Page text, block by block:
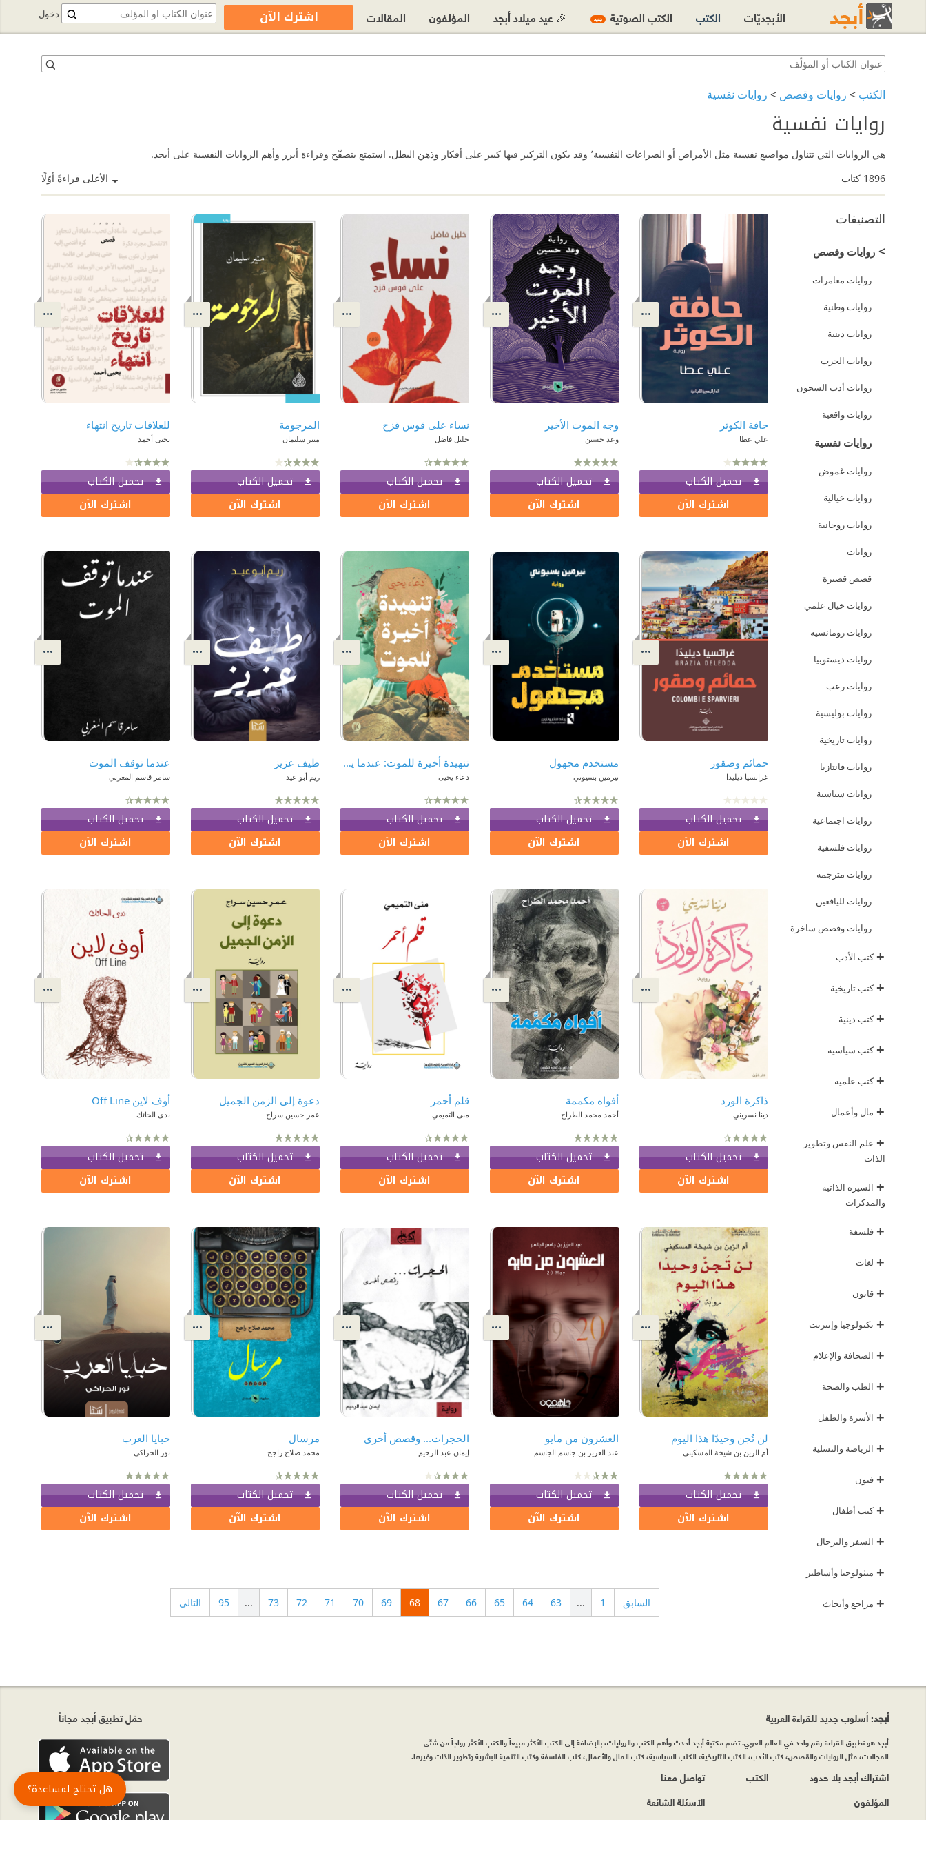
الكتب > روايات وقصص > روايات نفسية
روايات نفسية
هي الروايات التي تتناول مواضيع نفسية مثل الأمراض أو الصراعات النفسية٬ وقد يكون التركيز فيها كبير على أفكار وذهن البطل. استمتع بتصفّح وقراءة أبرز وأهم الروايات النفسية على أبجد.
الأعلى قراءةً أوّلًا
1896 كتاب
التصنيفات
>روايات وقصص
روايات مغامرات
روايات وطنية
روايات دينية
روايات الحرب
روايات أدب السجون
روايات واقعية
روايات نفسية
روايات غموض
روايات خيالية
روايات روحانية
روايات
قصص قصيرة
روايات خيال علمي
روايات رومانسية
روايات ديستوبيا
روايات رعب
روايات بوليسية
روايات تاريخية
روايات فانتازيا
روايات سياسية
روايات اجتماعية
روايات فلسفية
روايات مترجمة
روايات لليافعين
روايات وقصص ساخرة
+كتب الأدب
+كتب تاريخية
+كتب دينية
+كتب سياسية
+كتب علمية
+ مال وأعمال
+ علم النفس وتطوير
الذات
+ السيرة الذاتية
والمذكرات
+ فلسفة
+ لغات
+ قانون
+ تكنولوجيا وإنترنت
+ الصحافة والإعلام
+ الطب والصحة
+ الأسرة والطفل
+ الرياضة والتسلية
+ فنون
+كتب أطفال
+ السفر والترحال
+ ميثولوجيا وأساطير
+ مراجع وأبحاث
حافة الكوثر
علي عطا
تحميل الكتاب
اشترك الآن
وجه الموت الأخير
وعد حسين
تحميل الكتاب
اشترك الآن
نساء على قوس قزح
خليل فاضل
تحميل الكتاب
اشترك الآن
المرجومة
منير سليمان
تحميل الكتاب
اشترك الآن
للعلاقات تاريخ انتهاء
يحيى أحمد
تحميل الكتاب
اشترك الآن
حمائم وصقور
غراتسيا ديليدا
تحميل الكتاب
اشترك الآن
مستخدم مجهول
نيرمين بسيوني
تحميل الكتاب
اشترك الآن
تنهيدة أخيرة للموت: عندما يضعوني تحت المجهر
دعاء يحيى
تحميل الكتاب
اشترك الآن
طيف عزيز
ريم أبو عيد
تحميل الكتاب
اشترك الآن
عندما توقف الموت
سامر قاسم المغربي
تحميل الكتاب
اشترك الآن
ذاكرة الورد
دينا نسريني
تحميل الكتاب
اشترك الآن
أفواه مكممة
أحمد محمد الطراح
تحميل الكتاب
اشترك الآن
قلم أحمر
منى التميمي
تحميل الكتاب
اشترك الآن
دعوة إلى الزمن الجميل
عمر حسين سراج
تحميل الكتاب
اشترك الآن
أوف لاين Off Line
ندى الحائك
تحميل الكتاب
اشترك الآن
لن تُجن وحيدًا هذا اليوم
أم الزين بن شيخة المسكيني
تحميل الكتاب
اشترك الآن
العشرون من مايو
عبد العزيز بن جاسم الجاسم
تحميل الكتاب
اشترك الآن
الحجرات... وقصص أخرى
إيمان عبد الرحيم
تحميل الكتاب
اشترك الآن
مرسال
محمد صلاح راجح
تحميل الكتاب
اشترك الآن
خبايا العرب
نور الحراكي
تحميل الكتاب
اشترك الآن
السابق 1
...
63
64
65
66
67
68
69
70
71
72
73
...
95 التالي
دخول الأبجديّات الكتب الكتب الصوتية جديد 🎉 عيد ميلاد أبجد المؤلفون المقالات اشترك الآن
حمّل تطبيق أبجد مجاناً أبجد: أسلوب جديد للقراءة العربية
أبجد هو تطبيق القراءة رقم واحد في العالم العربي. تضم مكتبة أبجد أحدث وأهم الكتب والروايات، بالإضافة إلى الكتب الأكثر مبيعاً والكتب الأكثر رواجاً من شتّى
المجالات، مثل الروايات والقصص، كتب الأدب، الكتب التاريخية، الكتب السياسية، كتب المال والأعمال، كتب الفلسفة وكتب التنمية البشرية وتطوير الذات وغيرها.
اشتراك أبجد بلا حدود
المؤلفون
الكتب
تواصل معنا
الأسئلة الشائعة
هل تحتاج لمساعدة؟